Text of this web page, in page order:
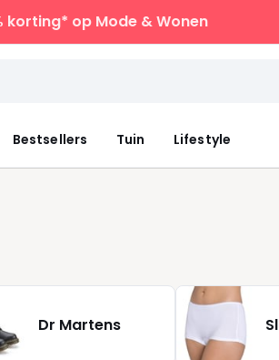
korting* op Mode & Wonen
Bestsellers Tuin Lifestyle
Dr Martens